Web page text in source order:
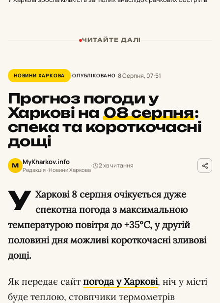
ЧИТАЙТЕ ДАЛІ
НОВИНИ ХАРКОВА ОПУБЛІКОВАНО 8 Серпня, 07:51
Прогноз погоди у
Харкові на 08 серпня:
спека та короткочасні
дощі
M MyKharkov.info
Редакція · Новини Харкова
2 хв читання
У Харкові 8 серпня очікується дуже
спекотна погода з максимальною
температурою повітря до +35°С, у другій
половині дня можливі короткочасні зливові
дощі.
Як передає сайт погода у Харкові, ніч у місті
буде теплою, стовпчики термометрів